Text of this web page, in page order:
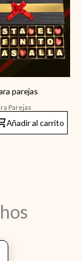
parejas
Parejas
Añadir al carrito